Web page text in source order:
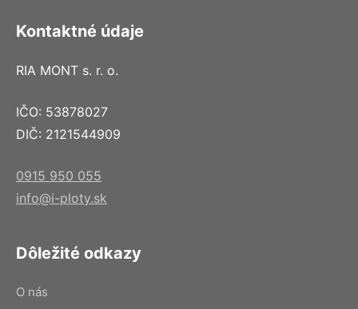
Kontaktné údaje
RIA MONT s. r. o.
IČO: 53878027
DIČ: 2121544909
0915 950 055
info@i-ploty.sk
Dôležité odkazy
O nás